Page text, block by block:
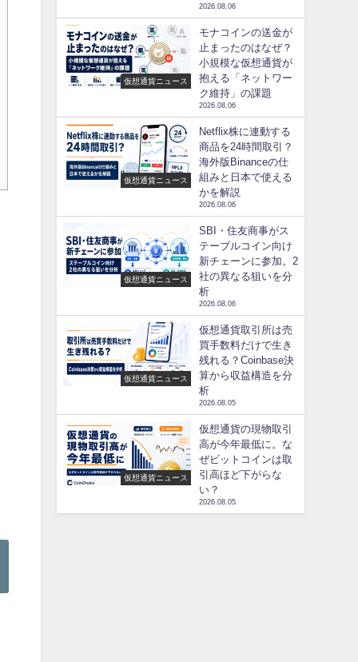
2026.08.06
仮想通貨ニュース
モナコインの送金が
止まったのはなぜ？
小規模な仮想通貨が
抱える「ネットワー
ク維持」の課題
2026.08.06
仮想通貨ニュース
Netflix株に連動する
商品を24時間取引？
海外版Binanceの仕
組みと日本で使える
かを解説
2026.08.06
仮想通貨ニュース
SBI・住友商事がス
テーブルコイン向け
新チェーンに参加。2
社の異なる狙いを分
析
2026.08.06
仮想通貨ニュース
仮想通貨取引所は売
買手数料だけで生き
残れる？Coinbase決
算から収益構造を分
析
2026.08.05
仮想通貨ニュース
仮想通貨の現物取引
高が今年最低に。な
ぜビットコインは取
引高ほど下がらな
い？
2026.08.05